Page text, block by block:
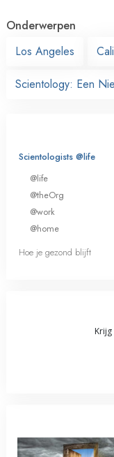
Onderwerpen
Los Angeles
Scientology: Een
Scientologists @life
@life
@theOrg
@work
@home
Hoe je gezond blijft